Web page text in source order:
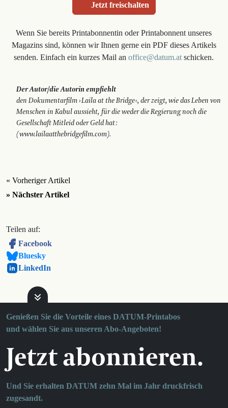
Jetzt freischalten
Wenn Sie bereits Printabonnentin oder Printabonnent unseres
Magazins sind, können wir Ihnen gerne ein PDF dieses Artikels
senden. Einfach ein kurzes Mail anoffice@datum.at schicken.
Der Autor/die Autorin empfiehlt
den Dokumentarfilm › Laila at the Bridge ‹, der zeigt, wie das Leben von
Menschen in Kabul aussieht, für die weder die Regierung noch die
Gesellschaft Mitleid oder Geld hat :
(www.lailaatthebridgefilm.com).
« Vorheriger Artikel
» Nächster Artikel
Teilen auf:
Facebook
Bluesky
LinkedIn
Genießen Sie die Vorteile eines DATUM-Printabos
und wählen Sie aus unseren Abo-Angeboten!
Jetzt abonnieren.
Und Sie erhalten DATUM zehn Mal im Jahr druckfrisch
zugesandt.